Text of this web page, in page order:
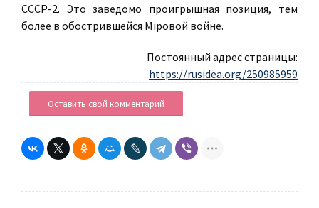
СССР-2. Это заведомо проигрышная позиция, тем
более в обострившейся Мiровой войне.
Постоянный адрес страницы:
https://rusidea.org/250985959
Оставить свой комментарий